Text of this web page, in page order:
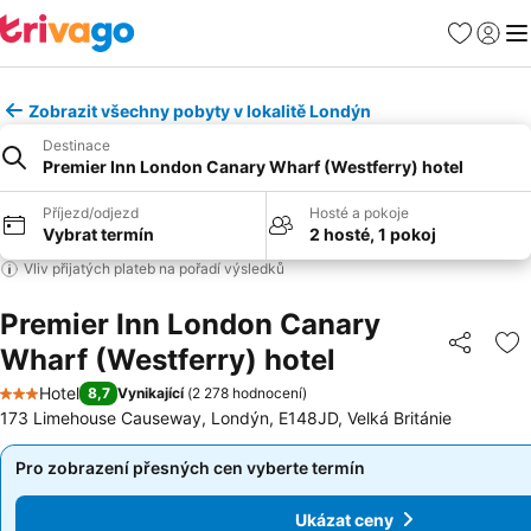
Oblíbené
Zobrazit všechny pobyty v lokalitě Londýn
Destinace
Premier Inn London Canary Wharf (Westferry) hotel
Příjezd/odjezd
Vybrat termín
Hosté a pokoje
2 hosté, 1 pokoj
Vliv přijatých plateb na pořadí výsledků
Premier Inn London Canary
Wharf (Westferry) hotel
Sdílet
3 Počet hvězdiček
Hotel 8,7 Vynikající (2 278 hodnocení)
173 Limehouse Causeway, Londýn, E148JD, Velká Británie
Pro zobrazení přesných cen vyberte termín
Ukázat ceny
Pro zobrazení přesných cen vyberte termín
Ukázat ceny